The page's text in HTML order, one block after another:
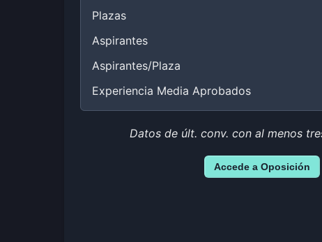
Plazas
Aspirantes
Aspirantes/Plaza
Experiencia Media Aprobados
Datos de últ. conv. con al menos
Accede a Oposición